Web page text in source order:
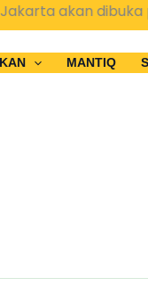
akan dibuka
MANTIQ